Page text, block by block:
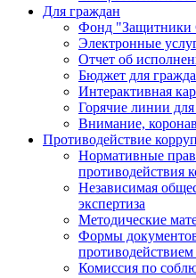
Для граждан
Фонд "Защитники
Электронные
Отчет об
Бюджет для
Интерактивная
Горячие линии
Внимание,
Противодействие
Нормативные
противодействия
Независимая
экспертиза
Методические
Формы
Комиссия по